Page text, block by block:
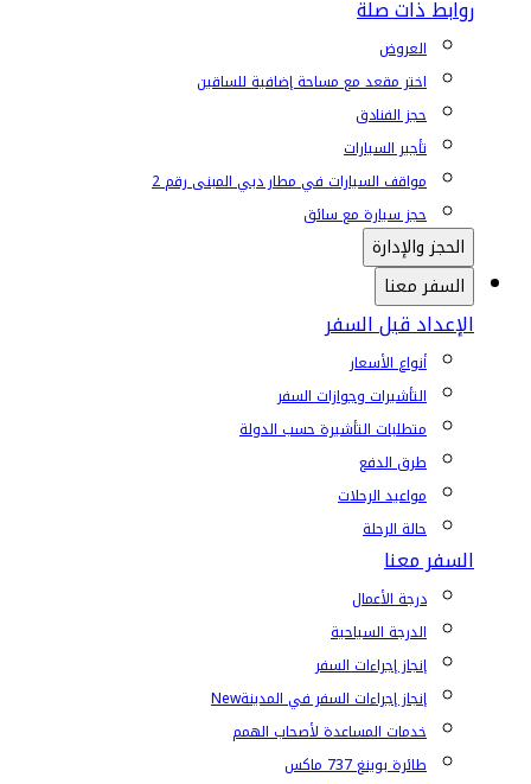
روابط ذات صلة
العروض
اختر مقعد مع مساحة إضافية للساقين
حجز الفنادق
تأجير السيارات
مواقف السيارات في مطار دبي المبنى رقم 2
حجز سيارة مع سائق
الحجز والإدارة
السفر معنا
الإعداد قبل السفر
أنواع الأسعار
التأشيرات وجوازات السفر
متطلبات التأشيرة حسب الدولة
طرق الدفع
مواعيد الرحلات
حالة الرحلة
السفر معنا
درجة الأعمال
الدرجة السياحية
إنجاز إجراءات السفر
إنجاز إجراءات السفر في المدينةNew
خدمات المساعدة لأصحاب الهمم
طائرة بوينغ 737 ماكس